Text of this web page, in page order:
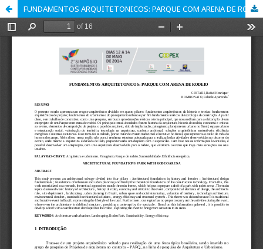
FUNDAMENTOS ARQUITETONICOS: PARQUE COM ARENA DE RODEIO